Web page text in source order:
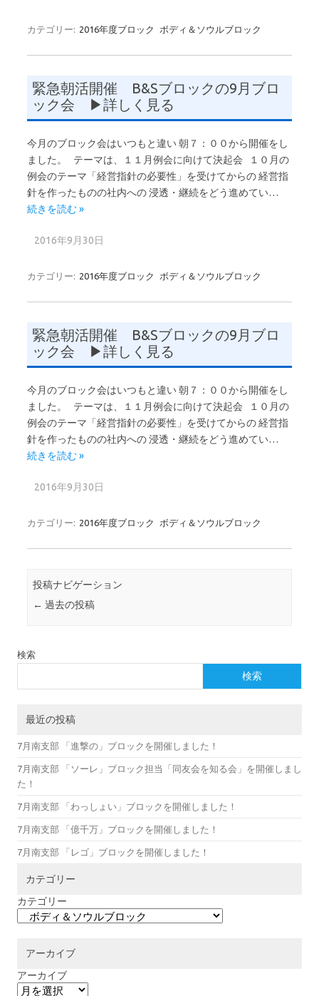
カテゴリー: 2016年度ブロック ボディ＆ソウルブロック
緊急朝活開催 B&Sブロックの9月ブロ
ック会 ▶詳しく見る
今月のブロック会はいつもと違い 朝７：００から開催をし
ました。 テーマは、１１月例会に向けて決起会 １０月の
例会のテーマ「経営指針の必要性」を受けてからの 経営指
針を作ったものの社内への 浸透・継続をどう進めてい…
続きを読む »
2016年9月30日
カテゴリー: 2016年度ブロック ボディ＆ソウルブロック
緊急朝活開催 B&Sブロックの9月ブロ
ック会 ▶詳しく見る
今月のブロック会はいつもと違い 朝７：００から開催をし
ました。 テーマは、１１月例会に向けて決起会 １０月の
例会のテーマ「経営指針の必要性」を受けてからの 経営指
針を作ったものの社内への 浸透・継続をどう進めてい…
続きを読む »
2016年9月30日
カテゴリー: 2016年度ブロック ボディ＆ソウルブロック
投稿ナビゲーション
← 過去の投稿
検索
検索
最近の投稿
7月南支部 「進撃の」ブロックを開催しました！
7月南支部 「ソーレ」ブロック担当「同友会を知る会」を開催しまし
た！
7月南支部 「わっしょい」ブロックを開催しました！
7月南支部 「億千万」ブロックを開催しました！
7月南支部 「レゴ」ブロックを開催しました！
カテゴリー
カテゴリー
アーカイブ
アーカイブ